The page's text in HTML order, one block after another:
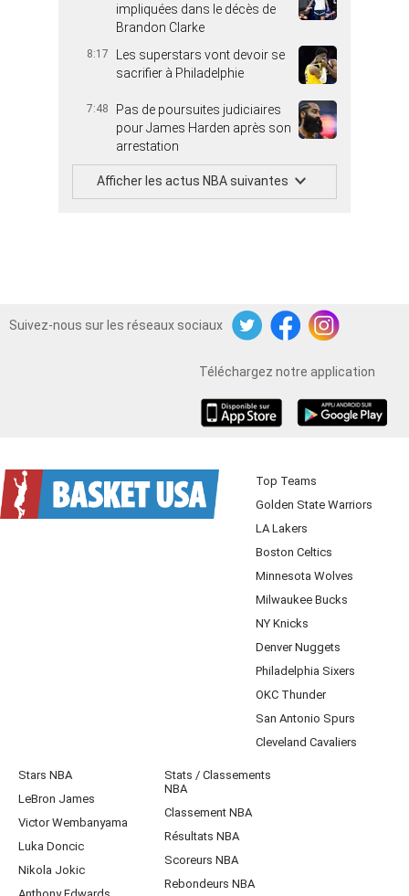
impliquées dans le décès de
Brandon Clarke
8:17
Les superstars vont devoir se
sacrifier à Philadelphie
7:48
Pas de poursuites judiciaires
pour James Harden après son
arrestation
Afficher les actus NBA suivantes
Suivez-nous sur les réseaux sociaux
TwitterFacebookInstagram
Téléchargez notre application
Top Teams
Golden State Warriors
LA Lakers
Boston Celtics
Minnesota Wolves
Milwaukee Bucks
NY Knicks
Denver Nuggets
Philadelphia Sixers
OKC Thunder
San Antonio Spurs
Cleveland Cavaliers
Stars NBA
LeBron James
Victor Wembanyama
Luka Doncic
Nikola Jokic
Stats / Classements
NBA
Classement NBA
Résultats NBA
Scoreurs NBA
Rebondeurs NBA